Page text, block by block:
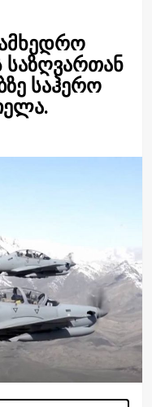
საზღვართან
საჰერო